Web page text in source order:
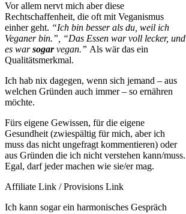
Vor allem nervt mich aber diese
Rechtschaffenheit, die oft mit Veganismus
einher geht. “Ich bin besser als du, weil ich
Veganer bin.”, “Das Essen war voll lecker, und
es warsogarvegan.” Als wär das ein
Qualitätsmerkmal.
Ich hab nix dagegen, wenn sich jemand – aus
welchen Gründen auch immer – so ernähren
möchte.
Fürs eigene Gewissen, für die eigene
Gesundheit (zwiespältig für mich, aber ich
muss das nicht ungefragt kommentieren) oder
aus Gründen die ich nicht verstehen kann/muss.
Egal, darf jeder machen wie sie/er mag.
Affiliate Link / Provisions Link
Ich kann sogar ein harmonisches Gespräch